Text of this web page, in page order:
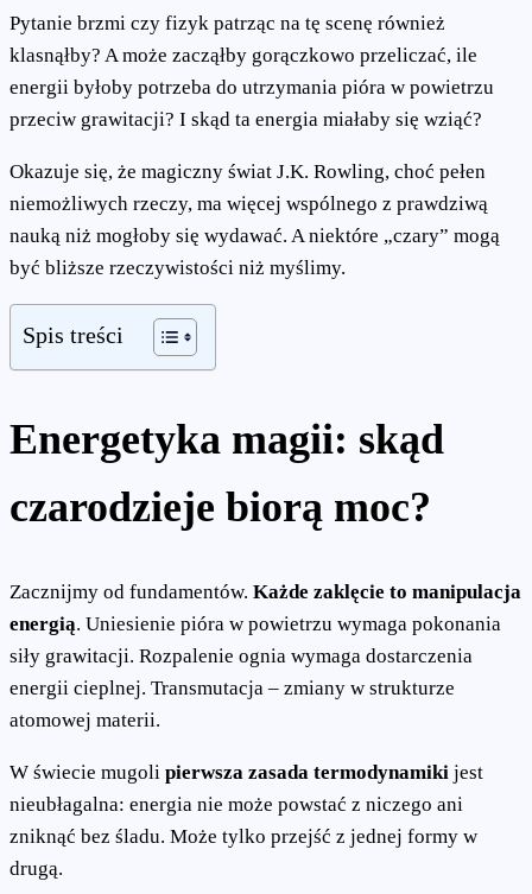
Pytanie brzmi czy fizyk patrząc na tę scenę również
klasnąłby? A może zacząłby gorączkowo przeliczać, ile
energii byłoby potrzeba do utrzymania pióra w powietrzu
przeciw grawitacji? I skąd ta energia miałaby się wziąć?
Okazuje się, że magiczny świat J.K. Rowling, choć pełen
niemożliwych rzeczy, ma więcej wspólnego z prawdziwą
nauką niż mogłoby się wydawać. A niektóre „czary” mogą
być bliższe rzeczywistości niż myślimy.
Spis treści
Energetyka magii: skąd
czarodzieje biorą moc?
Zacznijmy od fundamentów. Każde zaklęcie to manipulacja
energią. Uniesienie pióra w powietrzu wymaga pokonania
siły grawitacji. Rozpalenie ognia wymaga dostarczenia
energii cieplnej. Transmutacja – zmiany w strukturze
atomowej materii.
W świecie mugoli pierwsza zasada termodynamiki jest
nieubłagalna: energia nie może powstać z niczego ani
zniknąć bez śladu. Może tylko przejść z jednej formy w
drugą.